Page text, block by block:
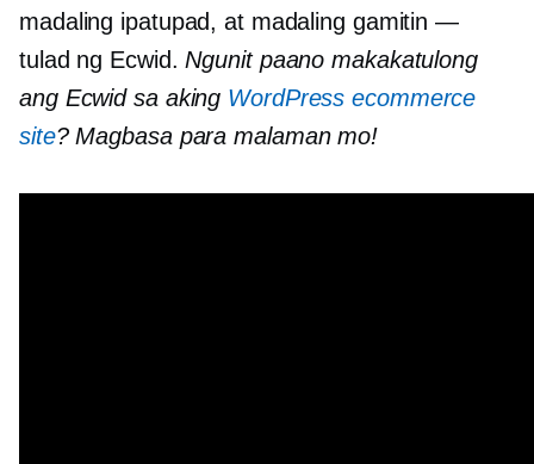
madaling ipatupad, at madaling gamitin —
tulad ng Ecwid.Ngunit paano makakatulong
ang Ecwid sa aking WordPress ecommerce
site? Magbasa para malaman mo!